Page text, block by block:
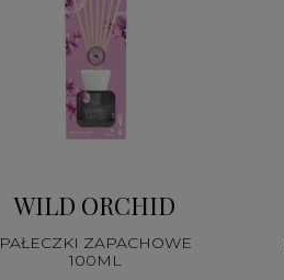
WILD ORCHID
PAŁECZKI ZAPACHOWE
100ML